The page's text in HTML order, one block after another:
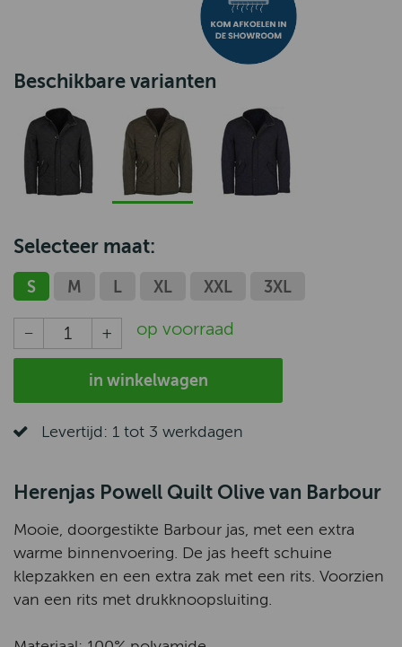
Beschikbare varianten
Selecteer maat:
S M L XL XXL 3XL
op voorraad
in winkelwagen
Levertijd: 1 tot 3 werkdagen
Herenjas Powell Quilt Olive van Barbour
Mooie, doorgestikte Barbour jas, met een extra
warme binnenvoering. De jas heeft schuine
klepzakken en een extra zak met een rits. Voorzien
van een rits met drukknoopsluiting.